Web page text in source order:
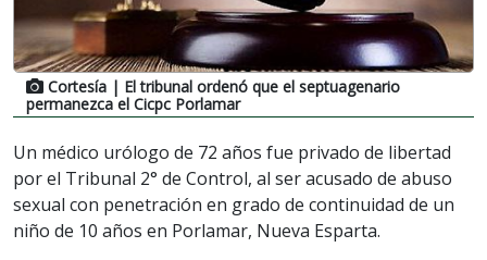
Cortesía | El tribunal ordenó que el septuagenario
permanezca el Cicpc Porlamar
Un médico urólogo de 72 años fue privado de libertad
por el Tribunal 2° de Control, al ser acusado de abuso
sexual con penetración en grado de continuidad de un
niño de 10 años en Porlamar, Nueva Esparta.